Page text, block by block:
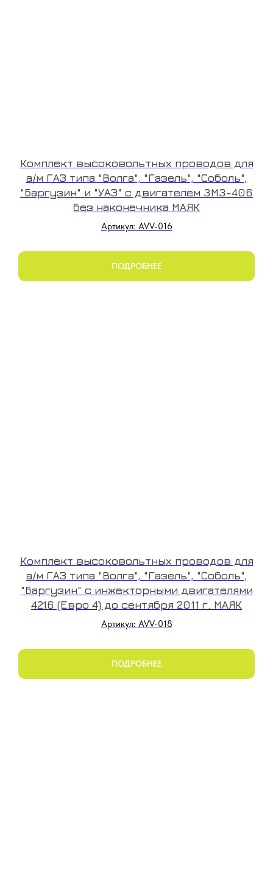
Комплект высоковольтных проводов для
а/м ГАЗ типа "Волга", "Газель", "Соболь",
"Баргузин" и "УАЗ" с двигателем 3М3-406
без наконечника МАЯК
Артикул: AVV-016
ПОДРОБНЕЕ
Комплект высоковольтных проводов для
а/м ГАЗ типа "Волга", "Газель", "Соболь",
"Баргузин" с инжекторными двигателями
4216 (Евро 4) до сентября 2011 г. МАЯК
Артикул: AVV-018
ПОДРОБНЕЕ